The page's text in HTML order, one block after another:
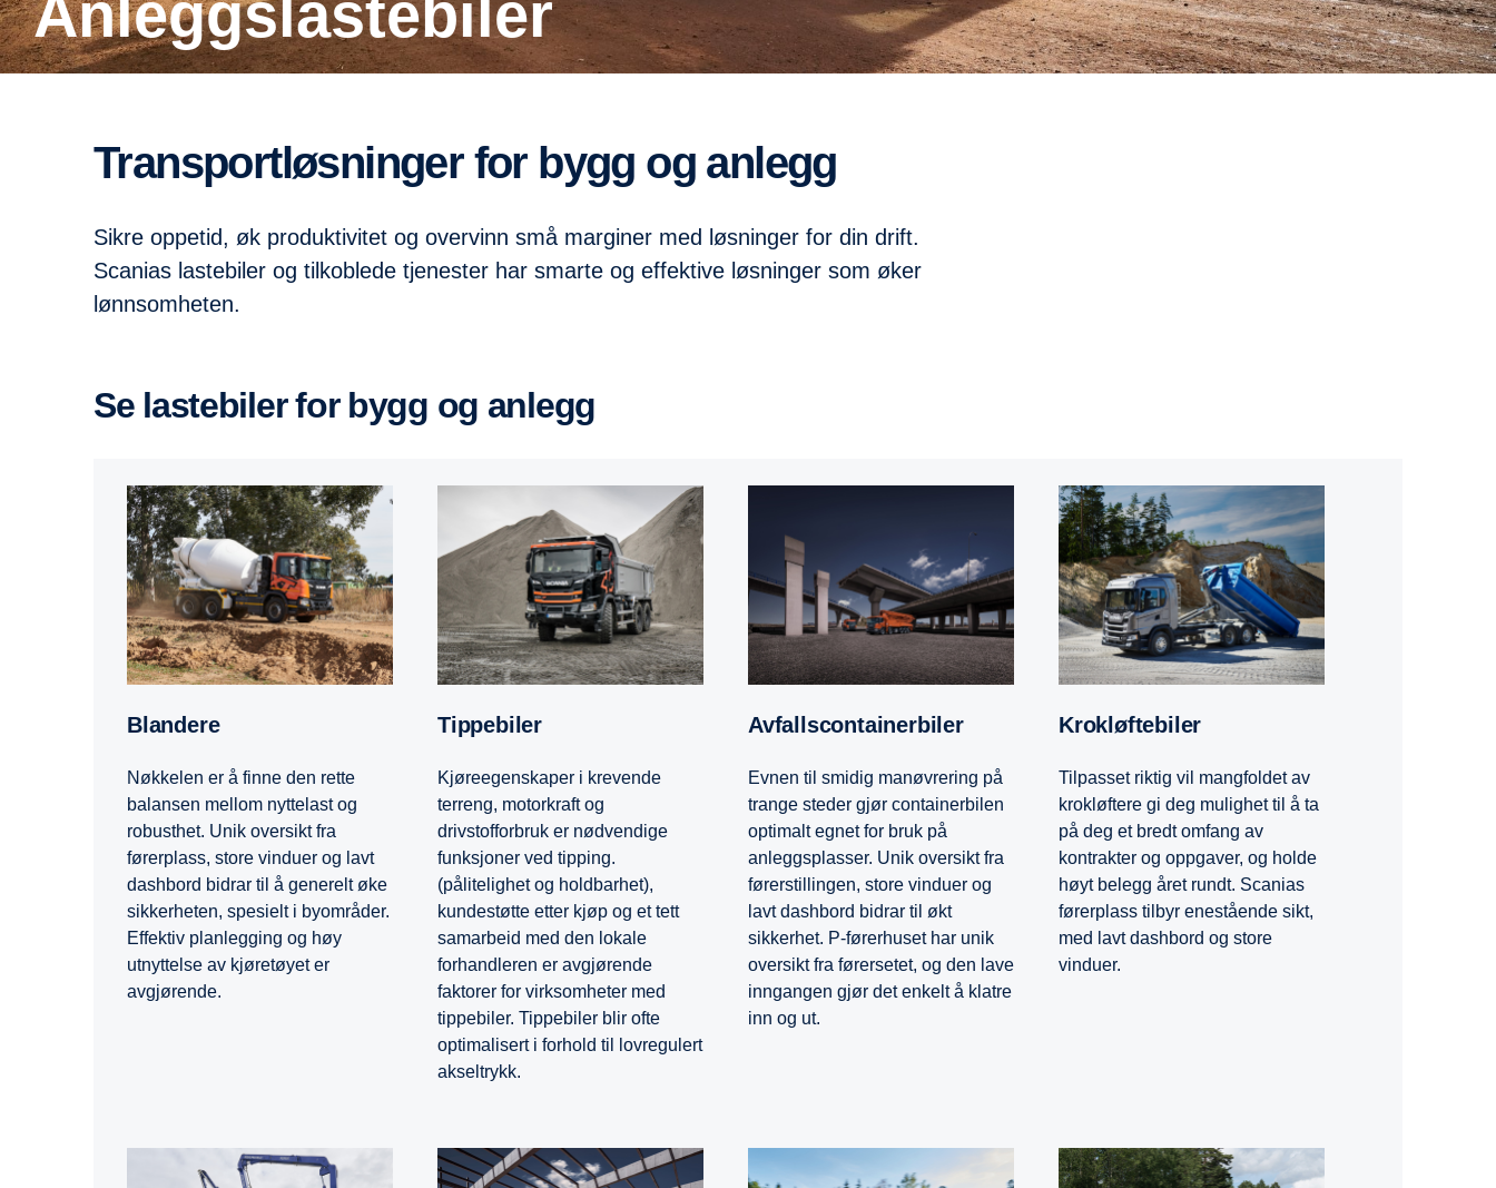
Anleggslastebiler
Transportløsninger for bygg og anlegg
Sikre oppetid, øk produktivitet og overvinn små marginer med løsninger for din drift.
Scanias lastebiler og tilkoblede tjenester har smarte og effektive løsninger som øker
lønnsomheten.
Se lastebiler for bygg og anlegg
Blandere
Nøkkelen er å finne den rette
balansen mellom nyttelast og
robusthet. Unik oversikt fra
førerplass, store vinduer og lavt
dashbord bidrar til å generelt øke
sikkerheten, spesielt i byområder.
Effektiv planlegging og høy
utnyttelse av kjøretøyet er
avgjørende.
Tippebiler
Kjøreegenskaper i krevende
terreng, motorkraft og
drivstofforbruk er nødvendige
funksjoner ved tipping.
(pålitelighet og holdbarhet),
kundestøtte etter kjøp og et tett
samarbeid med den lokale
forhandleren er avgjørende
faktorer for virksomheter med
tippebiler. Tippebiler blir ofte
optimalisert i forhold til lovregulert
akseltrykk.
Avfallscontainerbiler
Evnen til smidig manøvrering på
trange steder gjør containerbilen
optimalt egnet for bruk på
anleggsplasser. Unik oversikt fra
førerstillingen, store vinduer og
lavt dashbord bidrar til økt
sikkerhet. P-førerhuset har unik
oversikt fra førersetet, og den lave
inngangen gjør det enkelt å klatre
inn og ut.
Krokløftebiler
Tilpasset riktig vil mangfoldet av
krokløftere gi deg mulighet til å ta
på deg et bredt omfang av
kontrakter og oppgaver, og holde
høyt belegg året rundt. Scanias
førerplass tilbyr enestående sikt,
med lavt dashbord og store
vinduer.